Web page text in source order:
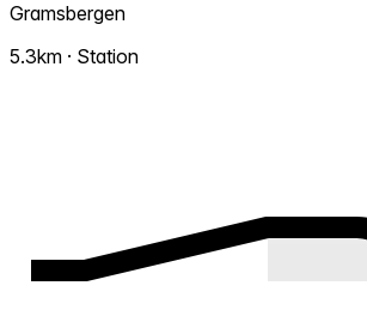
Gramsbergen
5.3km · Station